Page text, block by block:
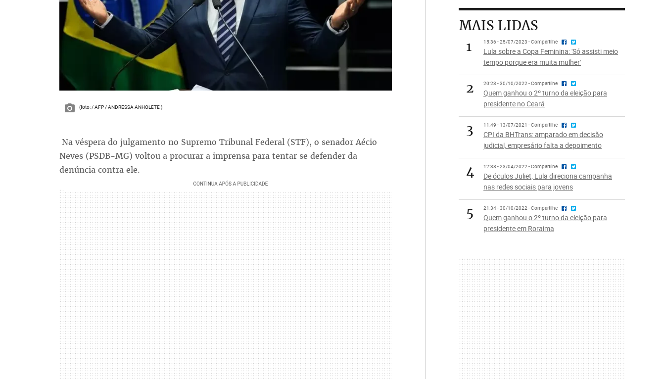
(foto: / AFP / ANDRESSA ANHOLETE )
Na véspera do julgamento no Supremo Tribunal Federal (STF), o senador Aécio
Neves (PSDB-MG) voltou a procurar a imprensa para tentar se defender da
denúncia contra ele.
MAIS LIDAS
1
15:36 - 25/07/2023 - Compartilhe
Lula sobre a Copa Feminina: 'Só assisti meio
tempo porque era muita mulher'
2 20:23 - 30/10/2022 - Compartilhe
Quem ganhou o 2º turno da eleição para
presidente no Ceará
3 11:49 - 13/07/2021 - Compartilhe
CPI da BHTrans: amparado em decisão
judicial, empresário falta a depoimento
4 12:38 - 23/04/2022 - Compartilhe
De óculos Juliet, Lula direciona campanha
nas redes sociais para jovens
5 21:34 - 30/10/2022 - Compartilhe
Quem ganhou o 2º turno da eleição para
presidente em Roraima